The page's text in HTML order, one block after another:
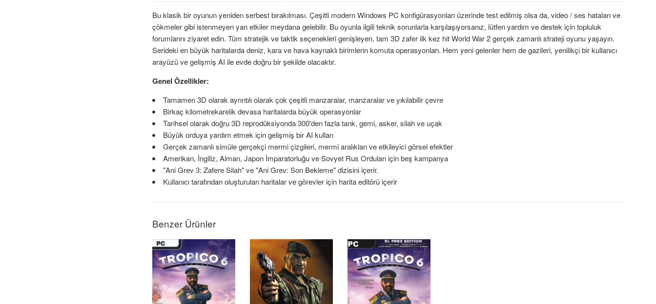
Bu klasik bir oyunun yeniden serbest bırakılması. Çeşitli modern Windows PC konfigürasyonları üzerinde test edilmiş olsa da, video / ses hataları ve
çökmeler gibi istenmeyen yan etkiler meydana gelebilir. Bu oyunla ilgili teknik sorunlarla karşılaşıyorsanız, lütfen yardım ve destek için topluluk
forumlarını ziyaret edin. Tüm stratejik ve taktik seçenekleri genişleyen, tam 3D zafer ilk kez hit World War 2 gerçek zamanlı strateji oyunu yaşayın.
Serideki en büyük haritalarda deniz, kara ve hava kaynaklı birimlerin komuta operasyonları. Hem yeni gelenler hem de gazileri, yenilikçi bir kullanıcı
arayüzü ve gelişmiş AI ile evde doğru bir şekilde olacaktır.
Genel Özellikler:
Tamamen 3D olarak ayrıntılı olarak çok çeşitli manzaralar, manzaralar ve yıkılabilir çevre
Birkaç kilometrekarelik devasa haritalarda büyük operasyonlar
Tarihsel olarak doğru 3D reprodüksiyonda 300'den fazla tank, gemi, asker, silah ve uçak
Büyük orduya yardım etmek için gelişmiş bir AI kullan
Gerçek zamanlı simüle gerçekçi mermi çizgileri, mermi aralıkları ve etkileyici görsel efektler
Amerikan, İngiliz, Alman, Japon İmparatorluğu ve Sovyet Rus Orduları için beş kampanya
"Ani Grev 3: Zafere Silah" ve "Ani Grev: Son Bekleme" dizisini içerir.
Kullanıcı tarafından oluşturulan haritalar ve görevler için harita editörü içerir
Benzer Ürünler